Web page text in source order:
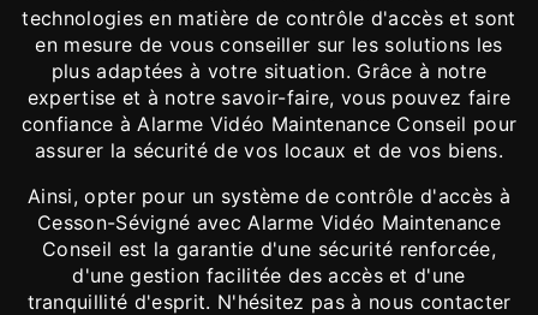
technologies en matière de contrôle d'accès et sont
en mesure de vous conseiller sur les solutions les
plus adaptées à votre situation. Grâce à notre
expertise et à notre savoir-faire, vous pouvez faire
confiance à Alarme Vidéo Maintenance Conseil pour
assurer la sécurité de vos locaux et de vos biens.
Ainsi, opter pour un système de contrôle d'accès à
Cesson-Sévigné avec Alarme Vidéo Maintenance
Conseil est la garantie d'une sécurité renforcée,
d'une gestion facilitée des accès et d'une
tranquillité d'esprit. N'hésitez pas à nous contacter